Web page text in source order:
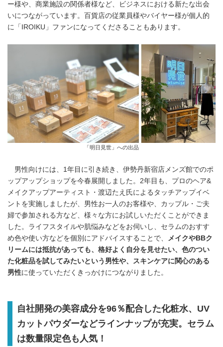
ー様や、商業施設の関係者様など、ビジネスにおける新たな出会
いにつながっています。百貨店の従業員様やバイヤー様が個人的
に「IROIKU」ファンになってくださることもあります。
「明日見世」への出品
男性向けには、1年目に引き続き、伊勢丹新宿店メンズ館でのポ
ップアップショップを今春展開しました。2年目も、プロのヘア&
メイクアップアーティスト・渡辺たえ氏によるタッチアップイベ
ントを実施しましたが、男性お一人のお客様や、カップル・ご夫
婦で参加される方など、様々な方にお試しいただくことができま
した。ライフスタイルや肌悩みなどをお伺いし、セラムのおすす
め色や使い方などを個別にアドバイスすることで、 メイクや BBク
リームには抵抗があっても、格好よく 自分を見せたい、色のつい
た化粧品を試してみたいという男性や、スキンケアに関心のある
男性に使っていただくきっかけにつながりました。
自社開発の美容成分を96％配合した化粧水、UV
カットパウダーなどラインナップが充実。セラム
は数量限定色も人気！